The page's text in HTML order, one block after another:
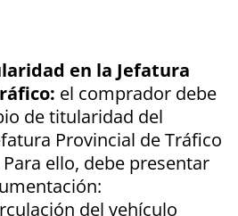
en la Jefatura
el comprador debe
de titularidad del
Provincial de Tráfico
ello, debe presentar
del vehículo